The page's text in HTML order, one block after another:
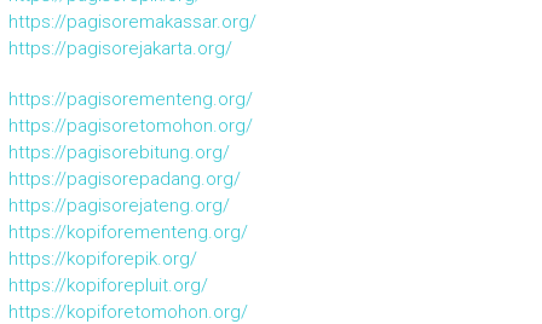
https://pagisoremakassar.org/
https://pagisorejakarta.org/
https://pagisorementeng.org/
https://pagisoretomohon.org/
https://pagisorebitung.org/
https://pagisorepadang.org/
https://pagisorejateng.org/
https://kopiforementeng.org/
https://kopiforepik.org/
https://kopiforepluit.org/
https://kopiforetomohon.org/